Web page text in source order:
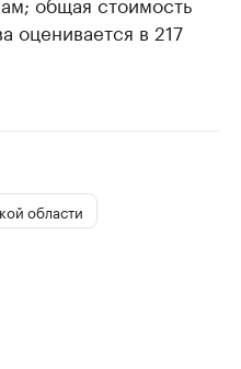
оценивается в 217
области